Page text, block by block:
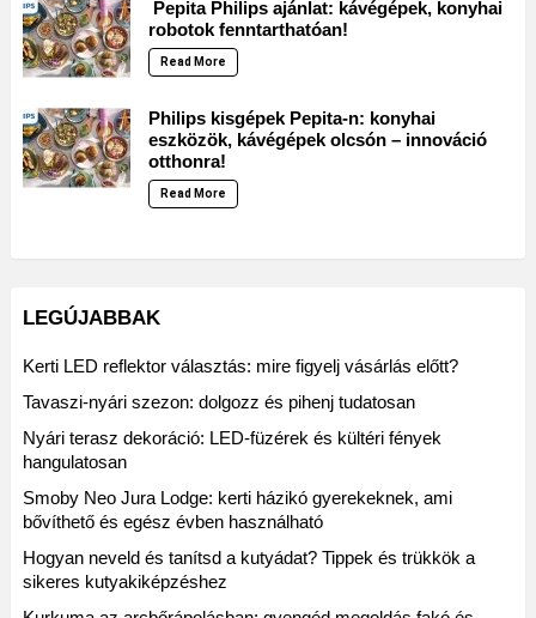
Pepita Philips ajánlat: kávégépek, konyhai
robotok fenntarthatóan!
Read More
Philips kisgépek Pepita-n: konyhai
eszközök, kávégépek olcsón – innováció
otthonra!
Read More
LEGÚJABBAK
Kerti LED reflektor választás: mire figyelj vásárlás előtt?
Tavaszi-nyári szezon: dolgozz és pihenj tudatosan
Nyári terasz dekoráció: LED-füzérek és kültéri fények
hangulatosan
Smoby Neo Jura Lodge: kerti házikó gyerekeknek, ami
bővíthető és egész évben használható
Hogyan neveld és tanítsd a kutyádat? Tippek és trükkök a
sikeres kutyakiképzéshez